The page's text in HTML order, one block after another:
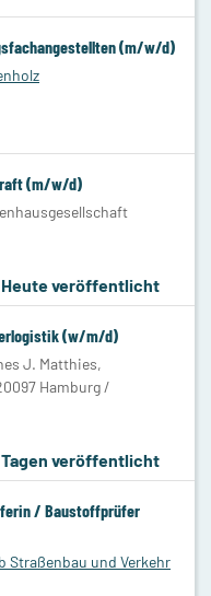
(m/w/d)
(m/w/d)
Heute veröffentlicht
(w/m/d)
J. Matthies,
Hamburg /
Tagen veröffentlicht
/ Baustoffprüfer
Straßenbau und Verkehr